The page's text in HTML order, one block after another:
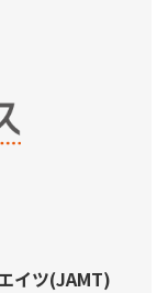
イツ(JAMT)